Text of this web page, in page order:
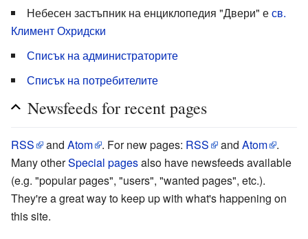
Небесен застъпник на енциклопедия "Двери" есв.
Климент Охридски
Списък на администраторите
Списък на потребителите
Newsfeeds for recent pages
RSS and Atom . For new pages: RSS and Atom
.
Many otherSpecial pagesalso have newsfeeds available
(e.g. "popular pages", "users", "wanted pages", etc.).
They're a great way to keep up with what's happening on
this site.